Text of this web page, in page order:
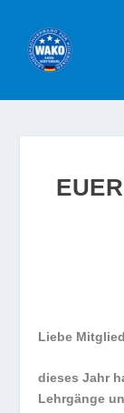
Liebe
dieses Jahr
Lehrgänge